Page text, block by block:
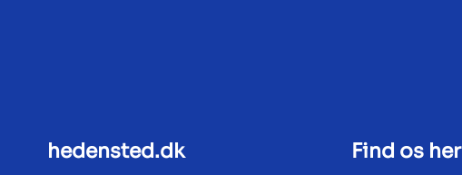
hedensted.dk Find os her